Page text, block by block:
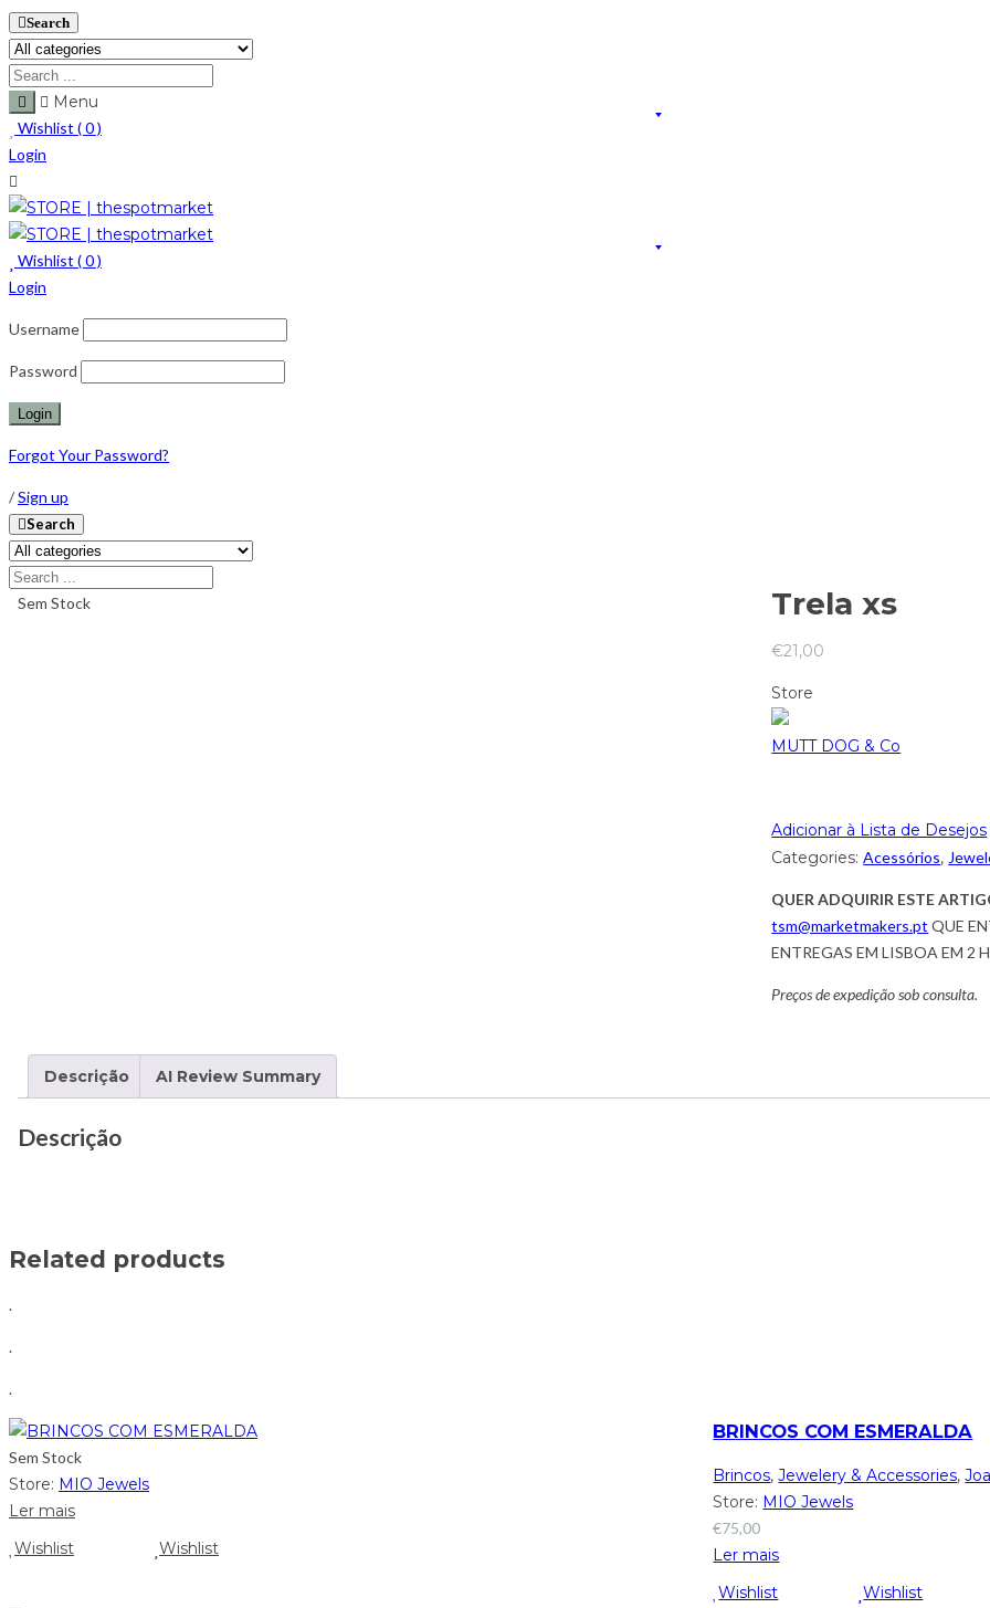
Search
Menu
Wishlist (0)
Login
Wishlist (0)
Login
Username
Password
Forgot Your Password?
/Sign up
Search
Sem Stock Trela xs
€21,00
Store
MUTT DOG & Co
Adicionar à Lista de Desejos
Categories:Acessórios,
QUER ADQUIRIR ESTE
tsm@marketmakers.pt QUE
ENTREGAS EM LISBOA EM 2
Preços de expedição sob consulta.
Descrição AI Review Summary
Descrição
Related products
.
.
.
Sem Stock
Store: MIO Jewels
Ler mais
Wishlist
Wishlist
BRINCOS COM ESMERALDA
Brincos,Jewelery & Accessories,
Store: MIO Jewels
€75,00
Ler mais
Wishlist
Wishlist